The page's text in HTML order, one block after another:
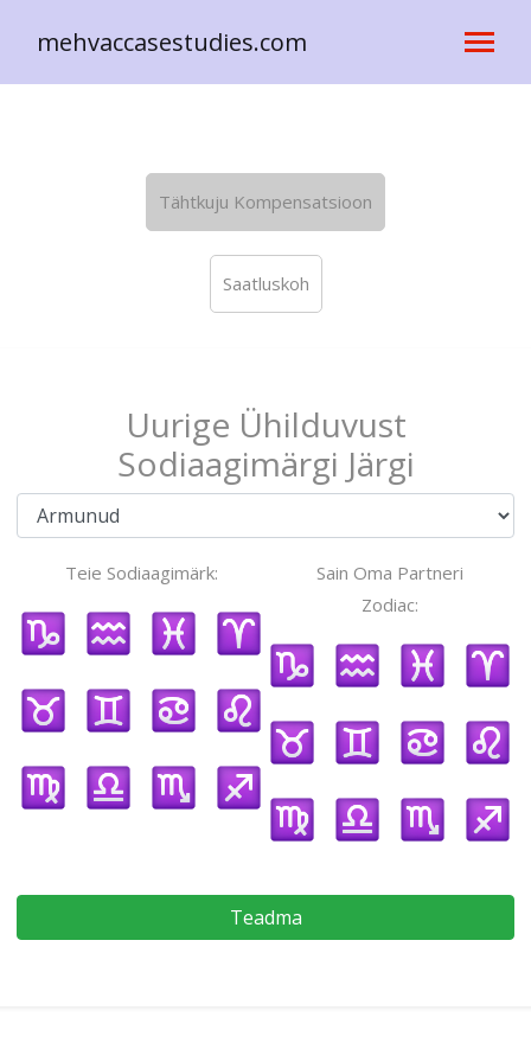
mehvaccasestudies.com
Tähtkuju Kompensatsioon
Saatluskoh
Uurige Ühilduvust
Sodiaagimärgi Järgi
Teie Sodiaagimärk:
Sain Oma Partneri
Zodiac:
Teadma